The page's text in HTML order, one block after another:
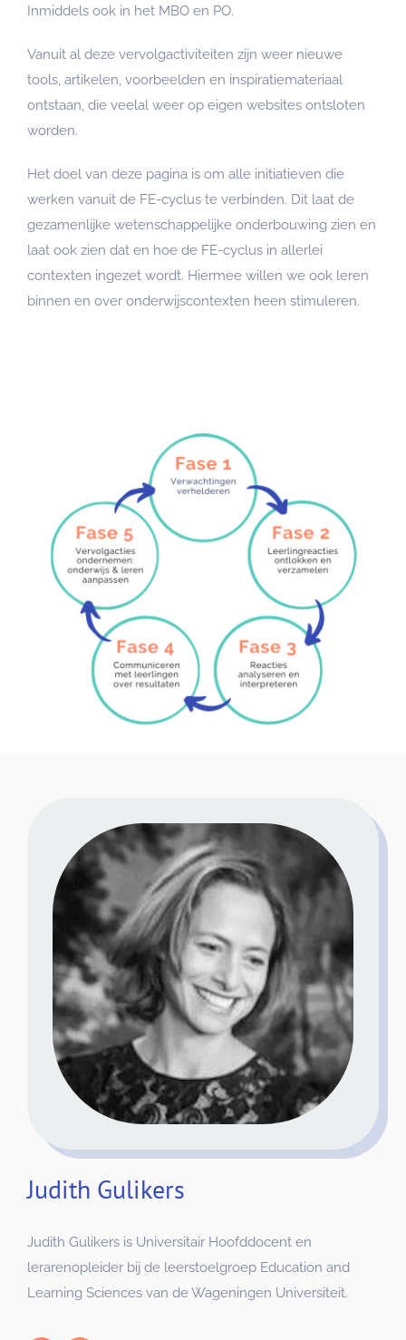
Inmiddels ook in het MBO en PO.
Vanuit al deze vervolgactiviteiten zijn weer nieuwe
tools, artikelen, voorbeelden en inspiratiemateriaal
ontstaan, die veelal weer op eigen websites ontsloten
worden.
Het doel van deze pagina is om alle initiatieven die
werken vanuit de FE-cyclus te verbinden. Dit laat de
gezamenlijke wetenschappelijke onderbouwing zien en
laat ook zien dat en hoe de FE-cyclus in allerlei
contexten ingezet wordt. Hiermee willen we ook leren
binnen en over onderwijscontexten heen stimuleren.
Judith Gulikers
Judith Gulikers is Universitair Hoofddocent en
lerarenopleider bij de leerstoelgroep Education and
Learning Sciences van de Wageningen Universiteit.